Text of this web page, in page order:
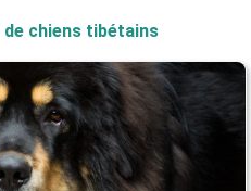
de chiens tibétains
vos animaux !